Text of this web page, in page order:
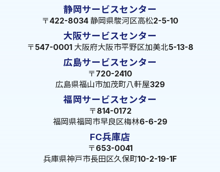
静岡サービスセンター
〒422-8034 静岡県駿河区高松2-5-10
大阪サービスセンター
〒547-0001 大阪府大阪市平野区加美北5-13-8
広島サービスセンター
〒720-2410
広島県福山市加茂町八軒屋329
福岡サービスセンター
〒814-0172
福岡県福岡市早良区梅林6-6-29
FC兵庫店
〒653-0041
兵庫県神戸市長田区久保町10-2-19-1F